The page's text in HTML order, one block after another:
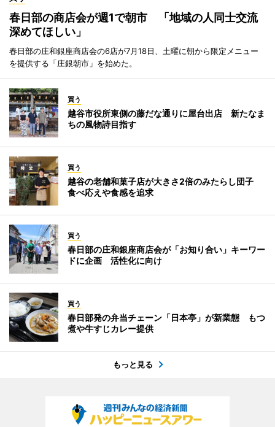
春日部の商店会が週1で朝市 「地域の人同士交流
深めてほしい」
春日部の庄和銀座商店会の6店が7月18日、土曜に朝から限定メニュー
を提供する「庄銀朝市」を始めた。
買う
越谷市役所東側の藤だな通りに屋台出店 新たなま
ちの風物詩目指す
買う
越谷の老舗和菓子店が大きさ2倍のみたらし団子
食べ応えや食感を追求
買う
春日部の庄和銀座商店会が「お知り合い」キーワー
ドに企画 活性化に向け
買う
春日部発の弁当チェーン「日本亭」が新業態 もつ
煮や牛すじカレー提供
もっと見る